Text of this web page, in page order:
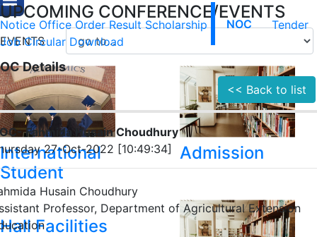
UPCOMING CONFERENCE/EVENTS
EVENTS
International
Student
Admission
Hall Facilities
Notice Office Order Result Scholarship NOC
Tender
Job Circular Download
Details
<< Back to list
Fahmida Husain Choudhury
27-Oct-2022 [10:49:34]
Husain Choudhury
Professor, Department of Agricultural Extension